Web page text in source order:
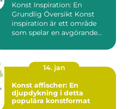
Konst Inspiration: En
Grundlig Översikt Konst
inspiration är ett område
som spelar en avgörande
14. jan
Konst affischer: En
djupdykning i detta
populära konstformat